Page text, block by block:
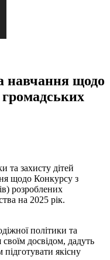
навчання щодо
та захисту дітей
щодо Конкурсу з
розроблених
на 2025 рік.
політики та
своїм досвідом, дадуть
якісну